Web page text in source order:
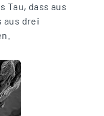
Tau, dass aus
aus drei